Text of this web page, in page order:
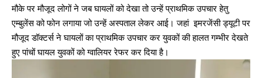
मौके पर मौजूद लोगों ने जब घायलों को देखा तो उन्हें प्राथमिक उपचार हेतु
एम्बुलेंस को फोन लगाया जो उन्हें अस्पताल लेकर आई। जहां इमरजेंसी ड्यूटी पर
मौजूद डॉक्टर्स ने घायलों का प्राथमिक उपचार कर युवकों की हालत गम्भीर देखते
हुए पांचों घायल युवकों को ग्वालियर रेफर कर दिया है।